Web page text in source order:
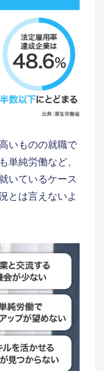
いものの就職で
単純労働など、
いているケース
とは言えないよ